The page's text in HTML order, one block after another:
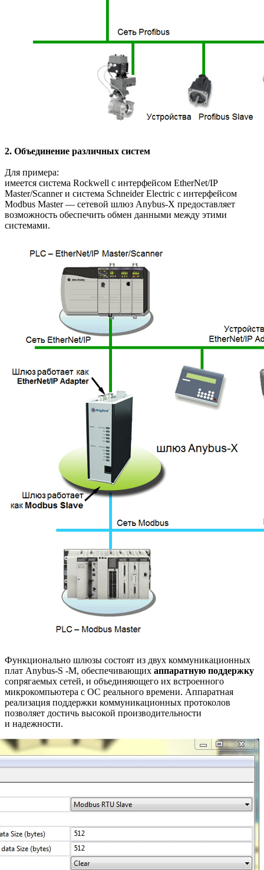
2. Объединение различных систем
Для примера:
имеется система Rockwell с интерфейсом EtherNet/IP
Master/Scanner и система Schneider Electric с интерфейсом
Modbus Master — сетевой шлюз Anybus-X предоставляет
возможность обеспечить обмен данными между этими
системами.
Функционально шлюзы состоят из двух коммуникационных
плат Anybus-S -M, обеспечивающих аппаратную поддержку
сопрягаемых сетей, и объединяющего их встроенного
микрокомпьютера с ОС реального времени. Аппаратная
реализация поддержки коммуникационных протоколов
позволяет достичь высокой производительности
и надежности.